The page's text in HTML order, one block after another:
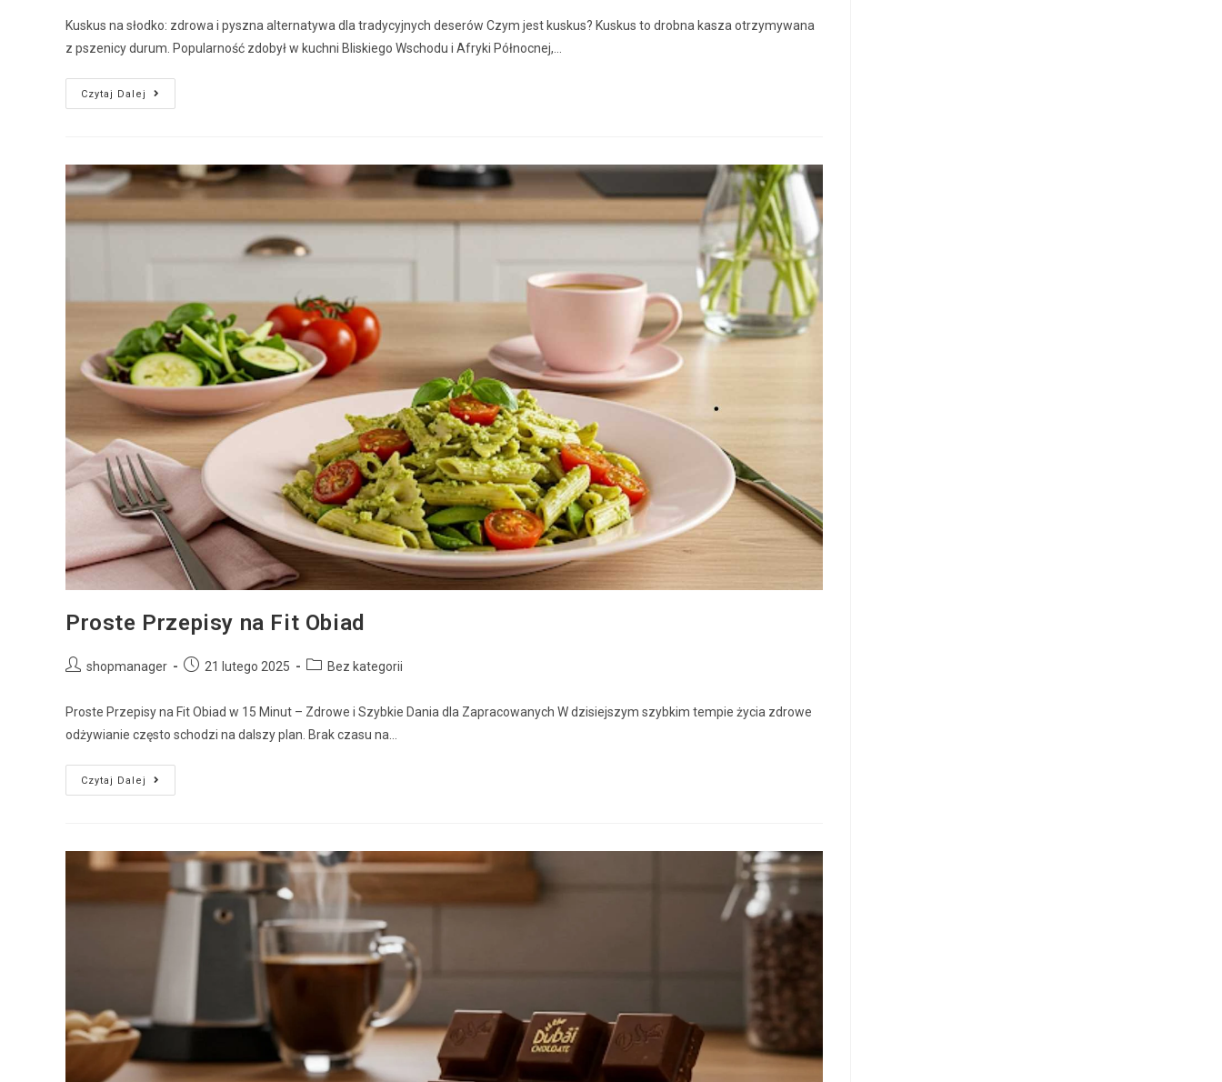
Kuskus na słodko: zdrowa i pyszna alternatywa dla tradycyjnych deserów Czym jest kuskus? Kuskus to drobna kasza otrzymywana
z pszenicy durum. Popularność zdobył w kuchni Bliskiego Wschodu i Afryki Północnej,…
Czytaj Dalej
Proste Przepisy na Fit Obiad
shopmanager 21 lutego 2025 Bez kategorii
Proste Przepisy na Fit Obiad w 15 Minut – Zdrowe i Szybkie Dania dla Zapracowanych W dzisiejszym szybkim tempie życia zdrowe
odżywianie często schodzi na dalszy plan. Brak czasu na…
Czytaj Dalej